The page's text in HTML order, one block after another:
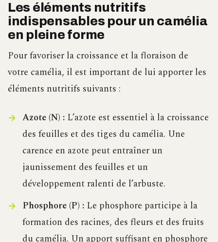
Les éléments nutritifs
indispensables pour un camélia
en pleine forme
Pour favoriser la croissance et la floraison de
votre camélia, il est important de lui apporter les
éléments nutritifs suivants :
Azote (N) :L’azote est essentiel à la croissance
des feuilles et des tiges du camélia. Une
carence en azote peut entraîner un
jaunissement des feuilles et un
développement ralenti de l’arbuste.
Phosphore (P) :Le phosphore participe à la
formation des racines, des fleurs et des fruits
du camélia. Un apport suffisant en phosphore